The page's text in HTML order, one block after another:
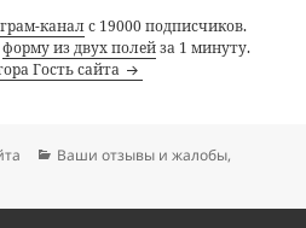
каналс 19000 подписчиков.
форму из двух полейза 1 минуту.
Гость сайта
Рубрики
Ваши отзывы и жалобы,